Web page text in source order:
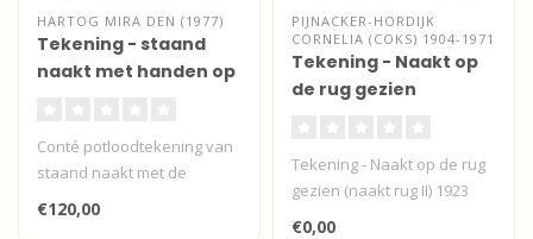
HARTOG MIRA DEN (1977)
Tekening - staand
naakt met handen op
Conté potloodtekening van
staand naakt met de
handen op de billen door
de Utrec..
€120,00
PIJNACKER-HORDIJK
CORNELIA (COKS) 1904-1971
Tekening - Naakt op
de rug gezien
Tekening - Naakt op de rug
gezien (naakt rug II) 1923
€0,00